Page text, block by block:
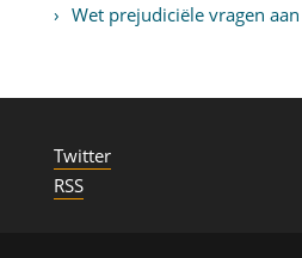
Wet prejudiciële vragen aan
Twitter
RSS